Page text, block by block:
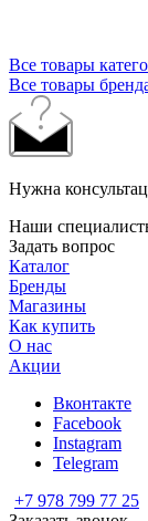
Все товары
Все товары
Нужна
Наши
Задать вопрос
Каталог
Бренды
Магазины
Как купить
О нас
Акции
Вконтакте
Facebook
Instagram
Telegram
+7 978 799 77 25